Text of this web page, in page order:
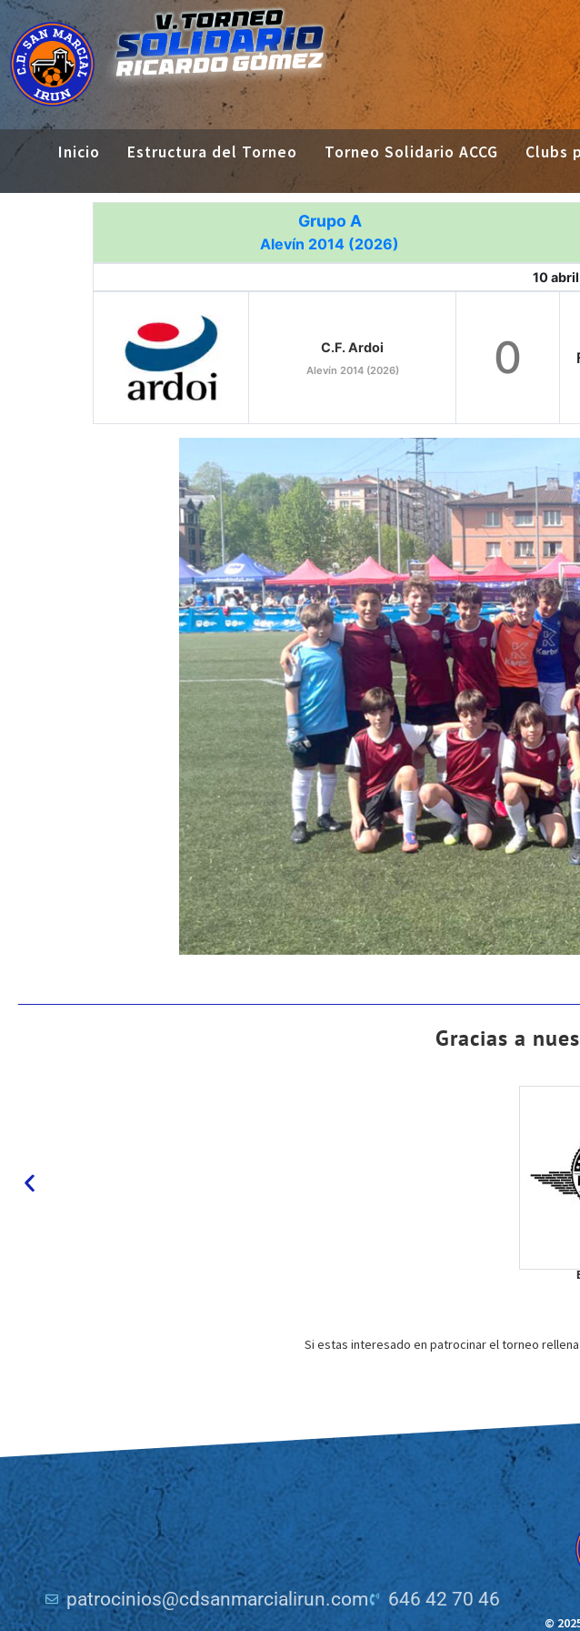
Inicio Estructura del Torneo Torneo Solidario ACCG Clubs
Grupo A
Alevín 2014 (2026)
10
C.F. Ardoi
Alevín 2014 (2026) 0
Gracias a
Si estas interesado en patrocinar el torneo rellena
patrocinios@cdsanmarcialirun.com 646 42 70 46
©